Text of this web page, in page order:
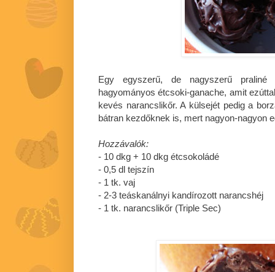
Egy egyszerű, de nagyszerű
hagyományos étcsoki-ganache, amit
kevés narancslikőr. A külsejét pedig a
bátran kezdőknek is, mert nagyon-nagyon
Hozzávalók:
- 10 dkg + 10 dkg étcsokoládé
- 0,5 dl tejszín
- 1 tk. vaj
- 2-3 teáskanálnyi kandírozott narancshéj
- 1 tk. narancslikőr (Triple Sec)